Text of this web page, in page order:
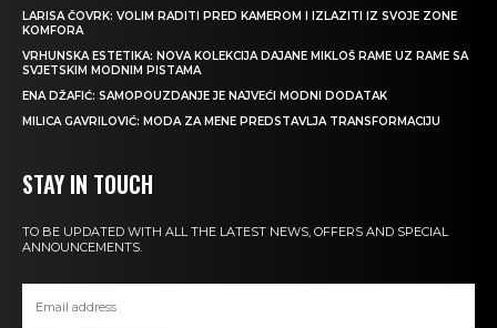
LARISA ČOVRK: VOLIM RADITI PRED KAMEROM I IZLAZITI IZ SVOJE ZONE
KOMFORA
VRHUNSKA ESTETIKA: NOVA KOLEKCIJA DAJANE MIKLOŠ RAME UZ RAME SA
SVJETSKIM MODNIM PISTAMA
ENA DŽAFIĆ: SAMOPOUZDANJE JE NAJVEĆI MODNI DODATAK
MILICA GAVRILOVIĆ: MODA ZA MENE PREDSTAVLJA TRANSFORMACIJU
STAY IN TOUCH
TO BE UPDATED WITH ALL THE LATEST NEWS, OFFERS AND SPECIAL
ANNOUNCEMENTS.